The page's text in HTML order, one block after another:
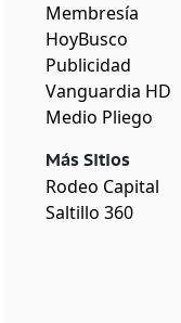
Membresía
HoyBusco
Publicidad
Vanguardia HD
Medio Pliego
Más Sitios
Rodeo Capital
Saltillo 360